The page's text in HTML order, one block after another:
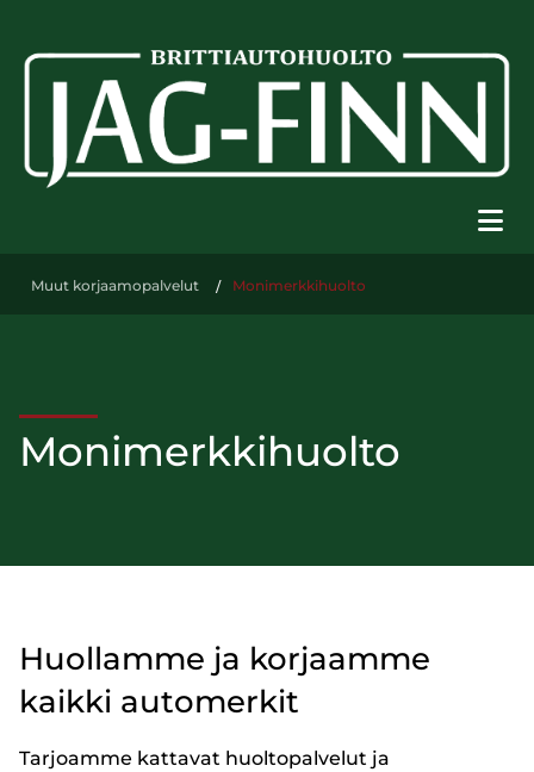
Muut korjaamopalvelut / Monimerkkihuolto
Monimerkkihuolto
Huollamme ja korjaamme
kaikki automerkit
Tarjoamme kattavat huoltopalvelut ja